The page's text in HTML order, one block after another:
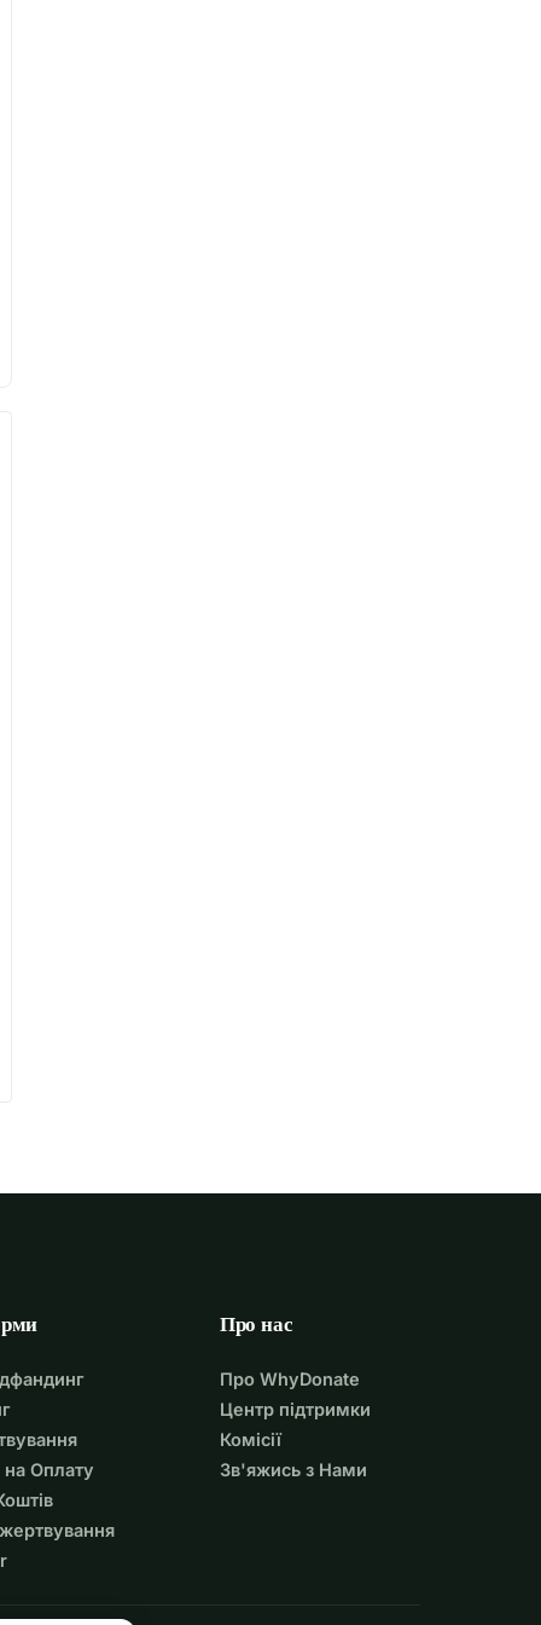
на Оплату
Про нас
Про WhyDonate
Центр підтримки
Комісії
Зв'яжись з Нами